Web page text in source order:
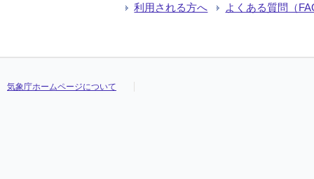
利用される方へ よくある質問（
気象庁ホームページについて